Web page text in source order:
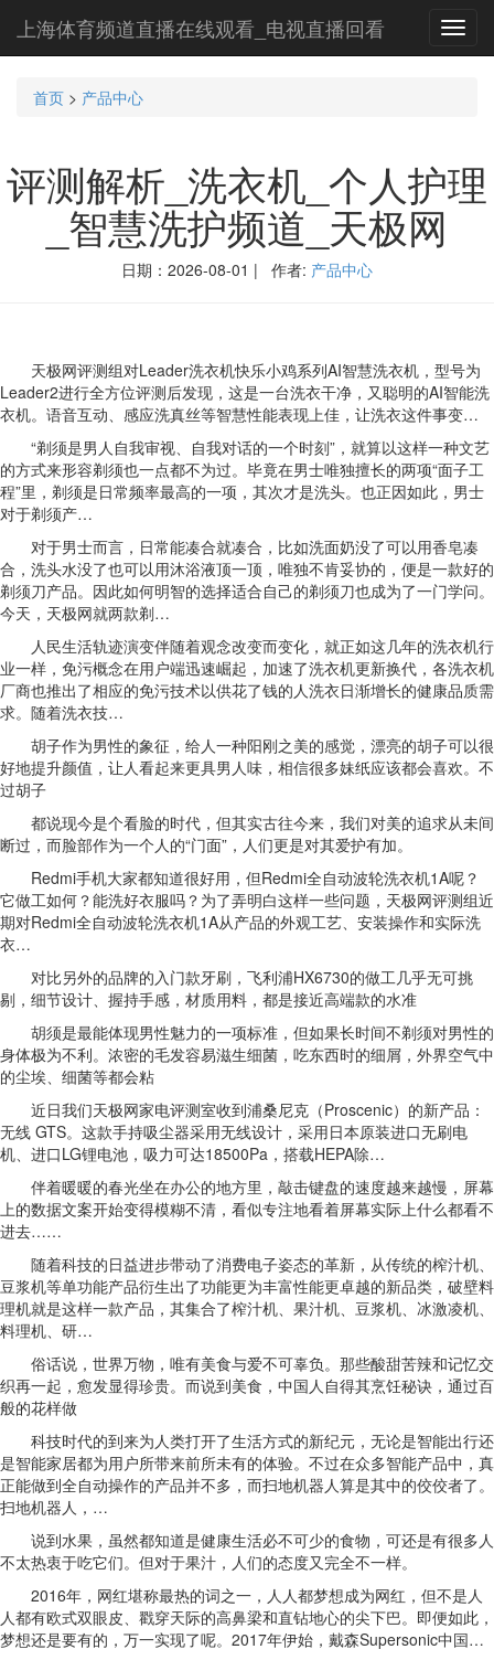
上海体育频道直播在线观看_电视直播回看
首页 > 产品中心
评测解析_洗衣机_个人护理
_智慧洗护频道_天极网
日期：2026-08-01 | 作者: 产品中心
天极网评测组对Leader洗衣机快乐小鸡系列AI智慧洗衣机，型号为
Leader2进行全方位评测后发现，这是一台洗衣干净，又聪明的AI智能洗
衣机。语音互动、感应洗真丝等智慧性能表现上佳，让洗衣这件事变…
“剃须是男人自我审视、自我对话的一个时刻”，就算以这样一种文艺
的方式来形容剃须也一点都不为过。毕竟在男士唯独擅长的两项“面子工
程”里，剃须是日常频率最高的一项，其次才是洗头。也正因如此，男士
对于剃须产…
对于男士而言，日常能凑合就凑合，比如洗面奶没了可以用香皂凑
合，洗头水没了也可以用沐浴液顶一顶，唯独不肯妥协的，便是一款好的
剃须刀产品。因此如何明智的选择适合自己的剃须刀也成为了一门学问。
今天，天极网就两款剃…
人民生活轨迹演变伴随着观念改变而变化，就正如这几年的洗衣机行
业一样，免污概念在用户端迅速崛起，加速了洗衣机更新换代，各洗衣机
厂商也推出了相应的免污技术以供花了钱的人洗衣日渐增长的健康品质需
求。随着洗衣技…
胡子作为男性的象征，给人一种阳刚之美的感觉，漂亮的胡子可以很
好地提升颜值，让人看起来更具男人味，相信很多妹纸应该都会喜欢。不
过胡子
都说现今是个看脸的时代，但其实古往今来，我们对美的追求从未间
断过，而脸部作为一个人的“门面”，人们更是对其爱护有加。
Redmi手机大家都知道很好用，但Redmi全自动波轮洗衣机1A呢？
它做工如何？能洗好衣服吗？为了弄明白这样一些问题，天极网评测组近
期对Redmi全自动波轮洗衣机1A从产品的外观工艺、安装操作和实际洗
衣…
对比另外的品牌的入门款牙刷，飞利浦HX6730的做工几乎无可挑
剔，细节设计、握持手感，材质用料，都是接近高端款的水准
胡须是最能体现男性魅力的一项标准，但如果长时间不剃须对男性的
身体极为不利。浓密的毛发容易滋生细菌，吃东西时的细屑，外界空气中
的尘埃、细菌等都会粘
近日我们天极网家电评测室收到浦桑尼克（Proscenic）的新产品：
无线 GTS。这款手持吸尘器采用无线设计，采用日本原装进口无刷电
机、进口LG锂电池，吸力可达18500Pa，搭载HEPA除…
伴着暖暖的春光坐在办公的地方里，敲击键盘的速度越来越慢，屏幕
上的数据文案开始变得模糊不清，看似专注地看着屏幕实际上什么都看不
进去……
随着科技的日益进步带动了消费电子姿态的革新，从传统的榨汁机、
豆浆机等单功能产品衍生出了功能更为丰富性能更卓越的新品类，破壁料
理机就是这样一款产品，其集合了榨汁机、果汁机、豆浆机、冰激凌机、
料理机、研…
俗话说，世界万物，唯有美食与爱不可辜负。那些酸甜苦辣和记忆交
织再一起，愈发显得珍贵。而说到美食，中国人自得其烹饪秘诀，通过百
般的花样做
科技时代的到来为人类打开了生活方式的新纪元，无论是智能出行还
是智能家居都为用户所带来前所未有的体验。不过在众多智能产品中，真
正能做到全自动操作的产品并不多，而扫地机器人算是其中的佼佼者了。
扫地机器人，…
说到水果，虽然都知道是健康生活必不可少的食物，可还是有很多人
不太热衷于吃它们。但对于果汁，人们的态度又完全不一样。
2016年，网红堪称最热的词之一，人人都梦想成为网红，但不是人
人都有欧式双眼皮、戳穿天际的高鼻梁和直钻地心的尖下巴。即便如此，
梦想还是要有的，万一实现了呢。2017年伊始，戴森Supersonic中国…